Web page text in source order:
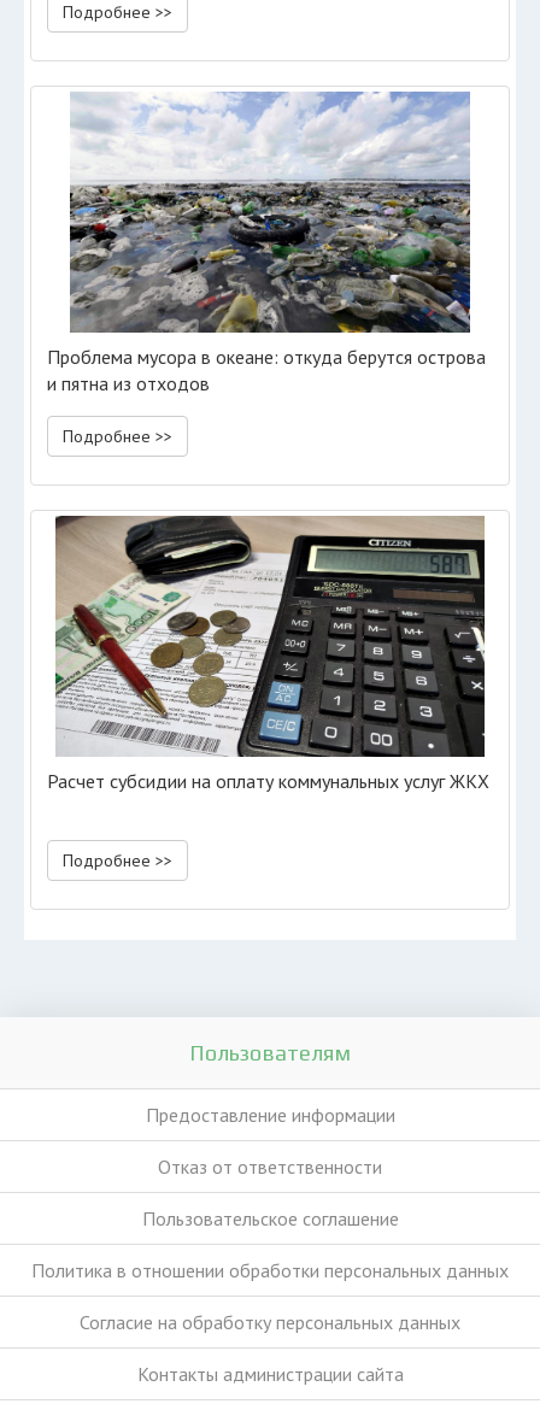
Подробнее >>
Проблема мусора в океане: откуда берутся острова
и пятна из отходов
Подробнее >>
Расчет субсидии на оплату коммунальных услуг ЖКХ
Подробнее >>
Пользователям
Предоставление информации
Отказ от ответственности
Пользовательское соглашение
Политика в отношении обработки персональных данных
Согласие на обработку персональных данных
Контакты администрации сайта